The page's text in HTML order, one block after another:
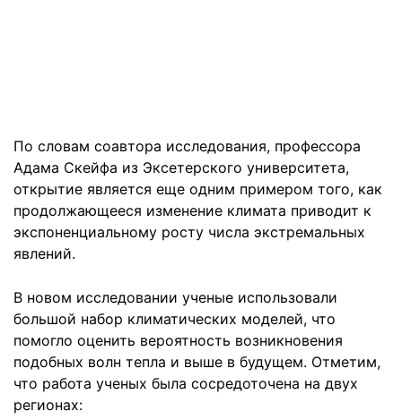
По словам соавтора исследования, профессора
Адама Скейфа из Эксетерского университета,
открытие является еще одним примером того, как
продолжающееся изменение климата приводит к
экспоненциальному росту числа экстремальных
явлений.
В новом исследовании ученые использовали
большой набор климатических моделей, что
помогло оценить вероятность возникновения
подобных волн тепла и выше в будущем. Отметим,
что работа ученых была сосредоточена на двух
регионах: